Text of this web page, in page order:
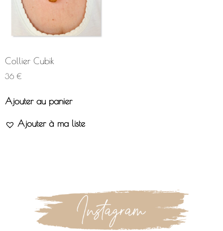
Collier Cubik
36 €
Ajouter au panier
Ajouter à ma liste